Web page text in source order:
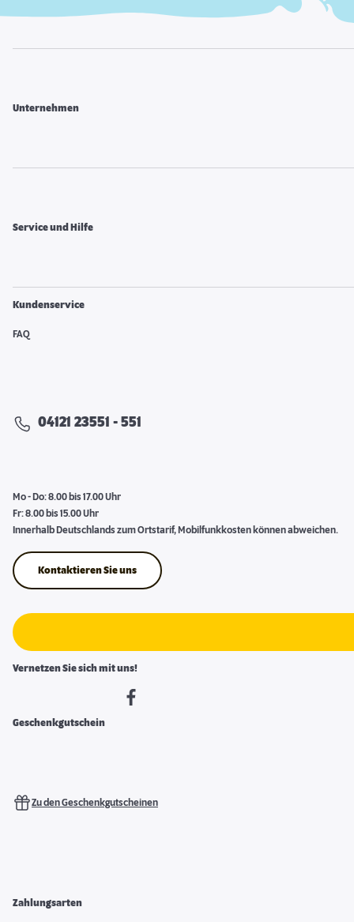
Unternehmen
Service und Hilfe
Kundenservice
FAQ
04121 23551 - 551
Mo - Do: 8.00 bis 17.00 Uhr
Fr: 8.00 bis 15.00 Uhr
Innerhalb Deutschlands zum Ortstarif, Mobilfunkkosten können abweichen.
Kontaktieren Sie uns
Vernetzen Sie sich mit uns!
Geschenkgutschein
Zu den Geschenkgutscheinen
Zahlungsarten